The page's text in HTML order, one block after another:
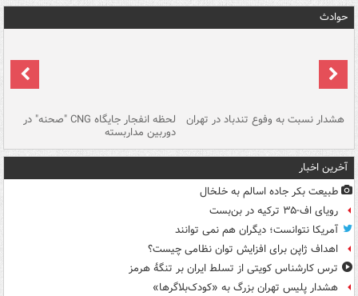
حوادث
هشدار نسبت به وفوع تندباد در تهران لحظه انفجار جایگاه CNG "صحنه" در
دوربین مداربسته
آخرین اخبار
طبیعت بکر جاده اسالم به خلخال
رویای اف-۳۵ ترکیه در بن‌بست
آمریکا نتوانست؛ دیگران هم نمی توانند
اهداف ژاپن برای افزایش توان نظامی چیست؟
ترس کارشناس کویتی از تسلط ایران بر تنگۀ هرمز
هشدار پلیس تهران بزرگ به «کودک‌بلاگرها»